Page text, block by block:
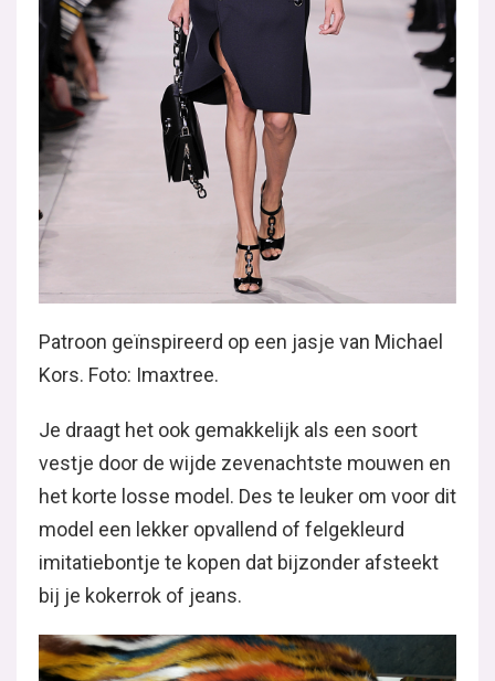
Patroon geïnspireerd op een jasje van Michael
Kors. Foto: Imaxtree.
Je draagt het ook gemakkelijk als een soort
vestje door de wijde zevenachtste mouwen en
het korte losse model. Des te leuker om voor dit
model een lekker opvallend of felgekleurd
imitatiebontje te kopen dat bijzonder afsteekt
bij je kokerrok of jeans.